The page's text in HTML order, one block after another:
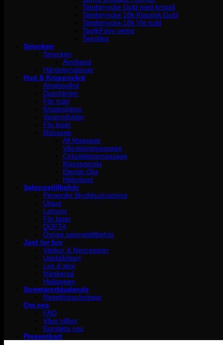
Tandsmycke Guld med kristall
Tandsmycke 18k Klassisk Guld
Tandsmycke 18k Vitt guld
ToothFairy gems
Twinkles
Smycken
Smycken
Armband
Hårdekorationer
Hud & Kroppsvård
Ansiktsvård
Duschkräm
För män
Kroppslotion
Vaxprodukter
För laser
Massage
All Massage
Vibrationsmassage
Cirkulationsmassage
Massageolja
Eterisk Olja
Hälsokost
Salongstillbehör
Personlig Skyddsutrustning
Utsug
Lampor
För laser
DOFTA
Övriga salongstillbehör
Just for fun
Väskor & Neccesärer
Uppblåsbart
Lek & skoj
Maskerad
Halloween
Sommarerbjudande
Reseförpackningar
Om oss
FAQ
Våra villkor
Kontakta oss
Presentkort